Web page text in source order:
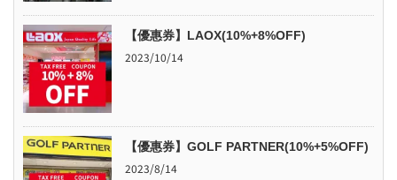
【優惠券】LAOX(10%+8%OFF)
2023/10/14
【優惠券】GOLF PARTNER(10%+5%OFF)
2023/8/14